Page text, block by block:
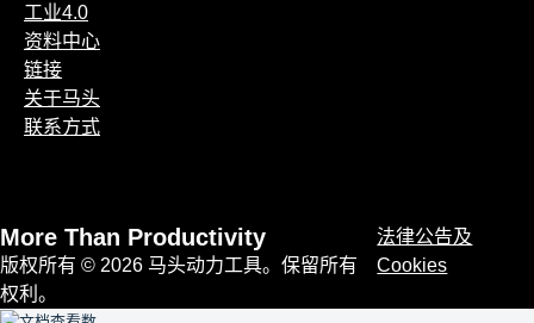
工业4.0
资料中心
链接
关于马头
联系方式
More Than Productivity
版权所有 © 2026 马头动力工具。保留所有
权利。
法律公告及
Cookies